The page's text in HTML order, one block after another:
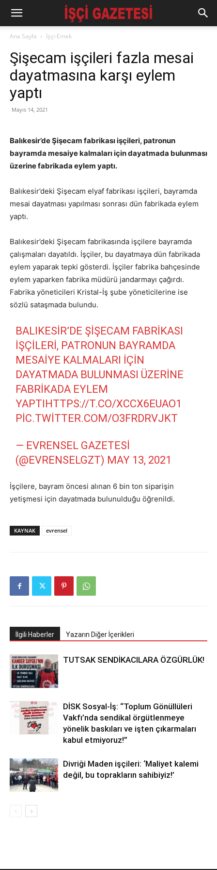
Ana Sayfa İşçi-Emek
Şişecam işçileri fazla mesai
dayatmasına karşı eylem
yaptı
Mayıs 14, 2021
Balıkesir’de Şişecam fabrikası işçileri, patronun
bayramda mesaiye kalmaları için dayatmada bulunması
üzerine fabrikada eylem yaptı.
Balıkesir’deki Şişecam elyaf fabrikası işçileri, bayramda
mesai dayatması yapılması sonrası dün fabrikada eylem
yaptı.
Balıkesir’deki Şişecam fabrikasında işçilere bayramda
çalışmaları dayatıldı. İşçiler, bu dayatmaya dün fabrikada
eylem yaparak tepki gösterdi. İşçiler fabrika bahçesinde
eylem yaparken fabrika müdürü jandarmayı çağırdı.
Fabrika yöneticileri Kristal-İş şube yöneticilerine ise
sözlü sataşmada bulundu.
BALIKESIR’DE ŞIŞECAM FABRIKASI
IŞÇILERI, PATRONUN BAYRAMDA
MESAIYE KALMALARI IÇIN
DAYATMADA BULUNMASI ÜZERINE
FABRIKADA EYLEM
YAPTIHTTPS://T.CO/XCCX6EUAO1
PIC.TWITTER.COM/O3FRDRVJKT
— EVRENSEL GAZETESI
(@EVRENSELGZT) MAY 13, 2021
İşçilere, bayram öncesi alınan 6 bin ton siparişin
yetişmesi için dayatmada bulunulduğu öğrenildi.
KAYNAK evrensel
İlgili Haberler Yazarın Diğer İçerikleri
TUTSAK SENDİKACILARA ÖZGÜRLÜK!
DİSK Sosyal-İş: “Toplum Gönüllüleri
Vakfı’nda sendikal örgütlenmeye
yönelik baskıları ve işten çıkarmaları
kabul etmiyoruz!”
Divriği Maden işçileri: ‘Maliyet kalemi
değil, bu toprakların sahibiyiz!’